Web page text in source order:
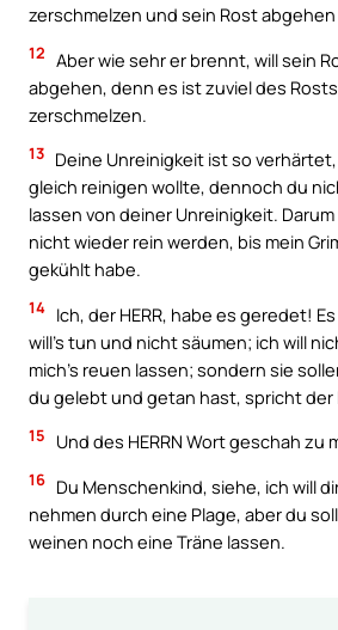
zerschmelzen und sein Rost abgehen
12 Aber wie sehr er brennt, will sein
abgehen, denn es ist zuviel des
zerschmelzen.
13 Deine Unreinigkeit ist so
gleich reinigen wollte, dennoch du
lassen von deiner Unreinigkeit.
nicht wieder rein werden, bis mein
gekühlt habe.
14 Ich, der HERR, habe es geredet!
will’s tun und nicht säumen; ich will
mich’s reuen lassen; sondern sie
du gelebt und getan hast, spricht der
15 Und des HERRN Wort geschah zu
16 Du Menschenkind, siehe, ich will
nehmen durch eine Plage, aber du
weinen noch eine Träne lassen.